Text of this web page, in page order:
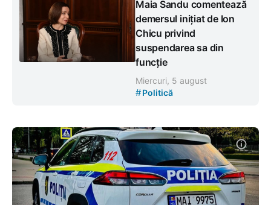
Maia Sandu comentează
demersul inițiat de Ion
Chicu privind
suspendarea sa din
funcție
Miercuri, 5 august
#Politică